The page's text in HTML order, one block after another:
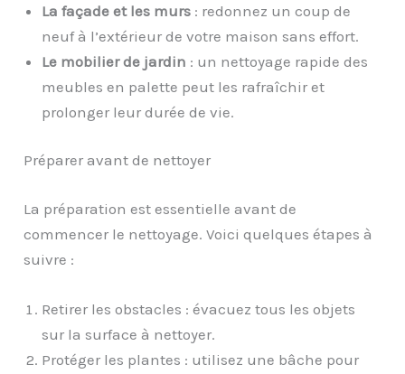
La façade et les murs : redonnez un coup de
neuf à l’extérieur de votre maison sans effort.
Le mobilier de jardin : un nettoyage rapide des
meubles en palette peut les rafraîchir et
prolonger leur durée de vie.
Préparer avant de nettoyer
La préparation est essentielle avant de
commencer le nettoyage. Voici quelques étapes à
suivre :
Retirer les obstacles : évacuez tous les objets
sur la surface à nettoyer.
Protéger les plantes : utilisez une bâche pour